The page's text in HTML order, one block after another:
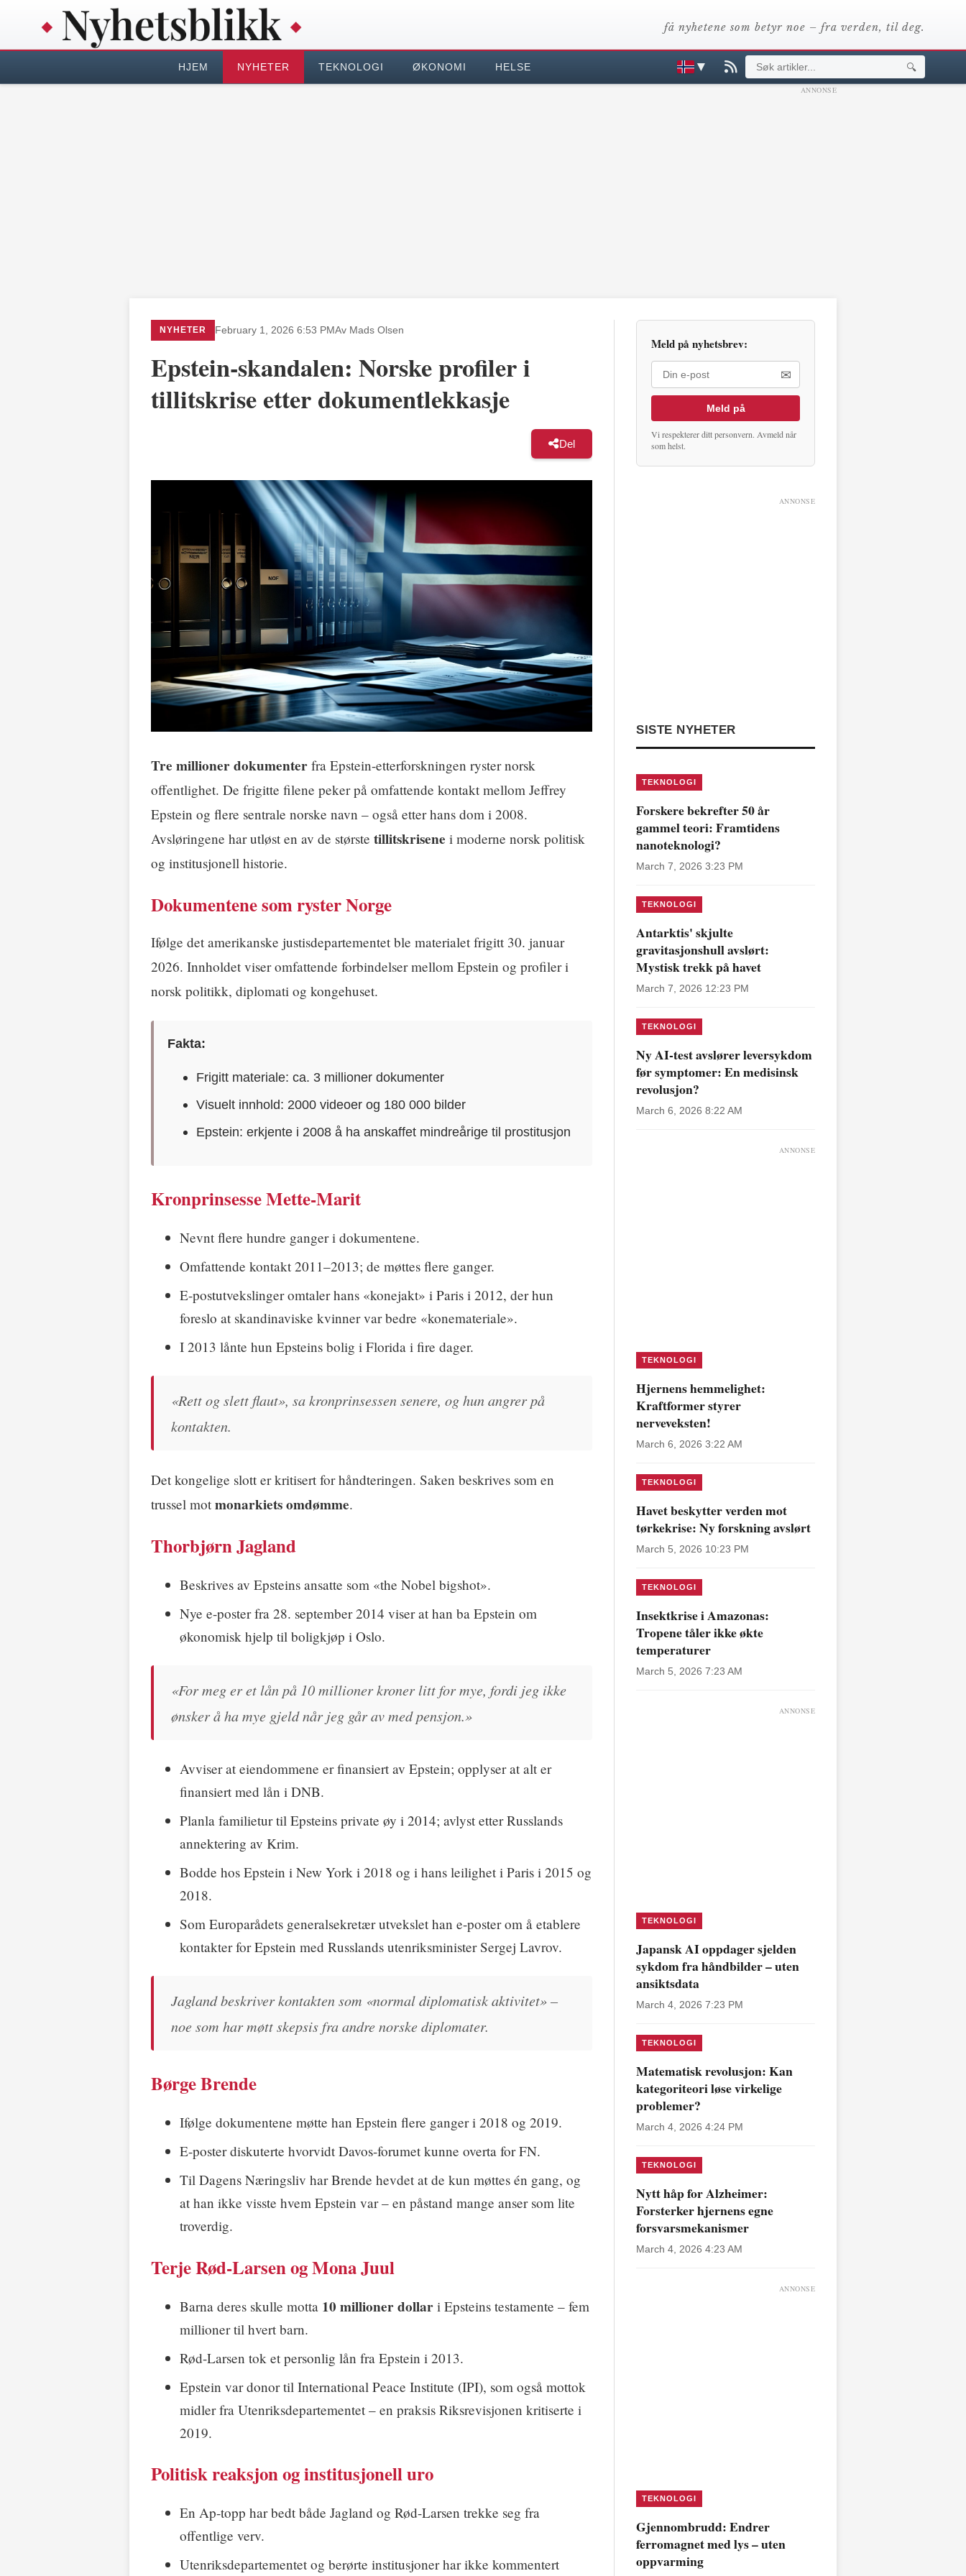
få nyhetene som betyr noe – fra verden, til deg.
HJEM NYHETER TEKNOLOGI ØKONOMI HELSE ▼ 🔍
ANNONSE
NYHETER February 1, 2026 6:53 PMAv Mads Olsen
Epstein-skandalen: Norske profiler i
tillitskrise etter dokumentlekkasje
Del
Tre millioner dokumenter fra Epstein-etterforskningen ryster norsk
offentlighet. De frigitte filene peker på omfattende kontakt mellom Jeffrey
Epstein og flere sentrale norske navn – også etter hans dom i 2008.
Avsløringene har utløst en av de største tillitskrisene i moderne norsk politisk
og institusjonell historie.
Dokumentene som ryster Norge
Ifølge det amerikanske justisdepartementet ble materialet frigitt 30. januar
2026. Innholdet viser omfattende forbindelser mellom Epstein og profiler i
norsk politikk, diplomati og kongehuset.
Fakta:
Frigitt materiale: ca. 3 millioner dokumenter
Visuelt innhold: 2000 videoer og 180 000 bilder
Epstein: erkjente i 2008 å ha anskaffet mindreårige til prostitusjon
Kronprinsesse Mette-Marit
Nevnt flere hundre ganger i dokumentene.
Omfattende kontakt 2011–2013; de møttes flere ganger.
E-postutvekslinger omtaler hans «konejakt» i Paris i 2012, der hun
foreslo at skandinaviske kvinner var bedre «konemateriale».
I 2013 lånte hun Epsteins bolig i Florida i fire dager.
«Rett og slett flaut», sa kronprinsessen senere, og hun angrer på
kontakten.
Det kongelige slott er kritisert for håndteringen. Saken beskrives som en
trussel mot monarkiets omdømme.
Thorbjørn Jagland
Beskrives av Epsteins ansatte som «the Nobel bigshot».
Nye e-poster fra 28. september 2014 viser at han ba Epstein om
økonomisk hjelp til boligkjøp i Oslo.
«For meg er et lån på 10 millioner kroner litt for mye, fordi jeg ikke
ønsker å ha mye gjeld når jeg går av med pensjon.»
Avviser at eiendommene er finansiert av Epstein; opplyser at alt er
finansiert med lån i DNB.
Planla familietur til Epsteins private øy i 2014; avlyst etter Russlands
annektering av Krim.
Bodde hos Epstein i New York i 2018 og i hans leilighet i Paris i 2015 og
2018.
Som Europarådets generalsekretær utvekslet han e-poster om å etablere
kontakter for Epstein med Russlands utenriksminister Sergej Lavrov.
Jagland beskriver kontakten som «normal diplomatisk aktivitet» –
noe som har møtt skepsis fra andre norske diplomater.
Børge Brende
Ifølge dokumentene møtte han Epstein flere ganger i 2018 og 2019.
E-poster diskuterte hvorvidt Davos-forumet kunne overta for FN.
Til Dagens Næringsliv har Brende hevdet at de kun møttes én gang, og
at han ikke visste hvem Epstein var – en påstand mange anser som lite
troverdig.
Terje Rød-Larsen og Mona Juul
Barna deres skulle motta 10 millioner dollar i Epsteins testamente – fem
millioner til hvert barn.
Rød-Larsen tok et personlig lån fra Epstein i 2013.
Epstein var donor til International Peace Institute (IPI), som også mottok
midler fra Utenriksdepartementet – en praksis Riksrevisjonen kritiserte i
2019.
Politisk reaksjon og institusjonell uro
En Ap-topp har bedt både Jagland og Rød-Larsen trekke seg fra
offentlige verv.
Utenriksdepartementet og berørte institusjoner har ikke kommentert
Meld på nyhetsbrev:
✉
Meld på
Vi respekterer ditt personvern. Avmeld når
som helst.
ANNONSE
SISTE NYHETER
TEKNOLOGI
Forskere bekrefter 50 år
gammel teori: Framtidens
nanoteknologi?
March 7, 2026 3:23 PM
TEKNOLOGI
Antarktis' skjulte
gravitasjonshull avslørt:
Mystisk trekk på havet
March 7, 2026 12:23 PM
TEKNOLOGI
Ny AI-test avslører leversykdom
før symptomer: En medisinsk
revolusjon?
March 6, 2026 8:22 AM
ANNONSE
TEKNOLOGI
Hjernens hemmelighet:
Kraftformer styrer
nerveveksten!
March 6, 2026 3:22 AM
TEKNOLOGI
Havet beskytter verden mot
tørkekrise: Ny forskning avslørt
March 5, 2026 10:23 PM
TEKNOLOGI
Insektkrise i Amazonas:
Tropene tåler ikke økte
temperaturer
March 5, 2026 7:23 AM
ANNONSE
TEKNOLOGI
Japansk AI oppdager sjelden
sykdom fra håndbilder – uten
ansiktsdata
March 4, 2026 7:23 PM
TEKNOLOGI
Matematisk revolusjon: Kan
kategoriteori løse virkelige
problemer?
March 4, 2026 4:24 PM
TEKNOLOGI
Nytt håp for Alzheimer:
Forsterker hjernens egne
forsvarsmekanismer
March 4, 2026 4:23 AM
ANNONSE
TEKNOLOGI
Gjennombrudd: Endrer
ferromagnet med lys – uten
oppvarming